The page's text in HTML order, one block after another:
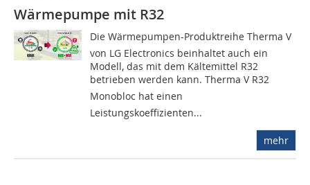
Wärmepumpe mit R32
Die Wärmepumpen-Produktreihe Therma V
von LG Electronics beinhaltet auch ein
Modell, das mit dem Kältemittel R32
betrieben werden kann. Therma V R32
Monobloc hat einen
Leistungskoeffizienten...
mehr